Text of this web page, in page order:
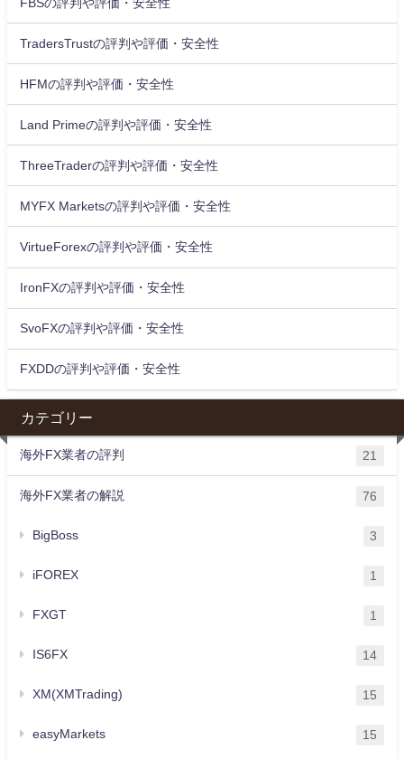
FBSの評判や評価・安全性
TradersTrustの評判や評価・安全性
HFMの評判や評価・安全性
Land Primeの評判や評価・安全性
ThreeTraderの評判や評価・安全性
MYFX Marketsの評判や評価・安全性
VirtueForexの評判や評価・安全性
IronFXの評判や評価・安全性
SvoFXの評判や評価・安全性
FXDDの評判や評価・安全性
カテゴリー
海外FX業者の評判 21
海外FX業者の解説 76
BigBoss 3
iFOREX 1
FXGT 1
IS6FX 14
XM(XMTrading) 15
easyMarkets 15